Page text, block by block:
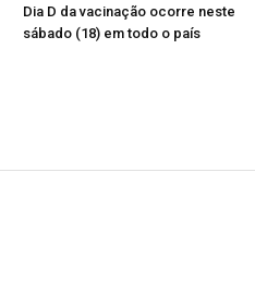
Dia D da vacinação ocorre neste
sábado (18) em todo o país